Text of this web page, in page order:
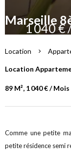
Marseille
1 040 €
Location
Location
89 M², 1 040 € /
Comme une petite
petite résidence semi